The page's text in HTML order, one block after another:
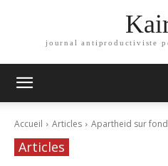
journal antiproductiviste
Accueil Articles Apartheid sur
Articles